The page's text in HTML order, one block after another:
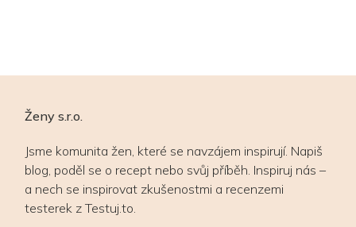
Ženy s.r.o.
Jsme komunita žen, které se navzájem inspirují. Napiš
blog, poděl se o recept nebo svůj příběh. Inspiruj nás –
a nech se inspirovat zkušenostmi a recenzemi
testerek z Testuj.to.